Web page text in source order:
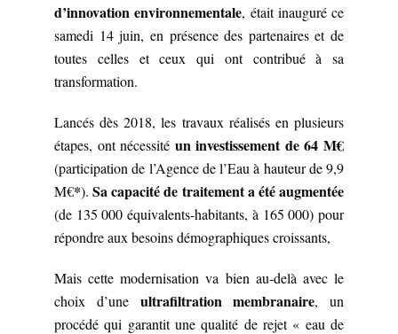
d’innovation environnementale, était inauguré ce
samedi 14 juin, en présence des partenaires et de
toutes celles et ceux qui ont contribué à sa
transformation.
Lancés dès 2018, les travaux réalisés en plusieurs
étapes, ont nécessité un investissement de 64 M€
(participation de l’Agence de l’Eau à hauteur de 9,9
M€*).Sa capacité de traitement a été augmentée
(de 135 000 équivalents-habitants, à 165 000) pour
répondre aux besoins démographiques croissants,
Mais cette modernisation va bien au-delà avec le
choix d’une ultrafiltration membranaire, un
procédé qui garantit une qualité de rejet « eau de